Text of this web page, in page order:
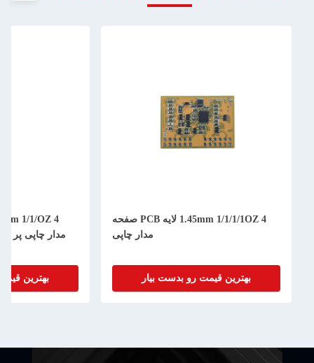
1.45mm 1/1/1/1OZ 4 لایه PCB صفحه
مدار چاپی
بهترین قیمت رو بدست بیار بهترین